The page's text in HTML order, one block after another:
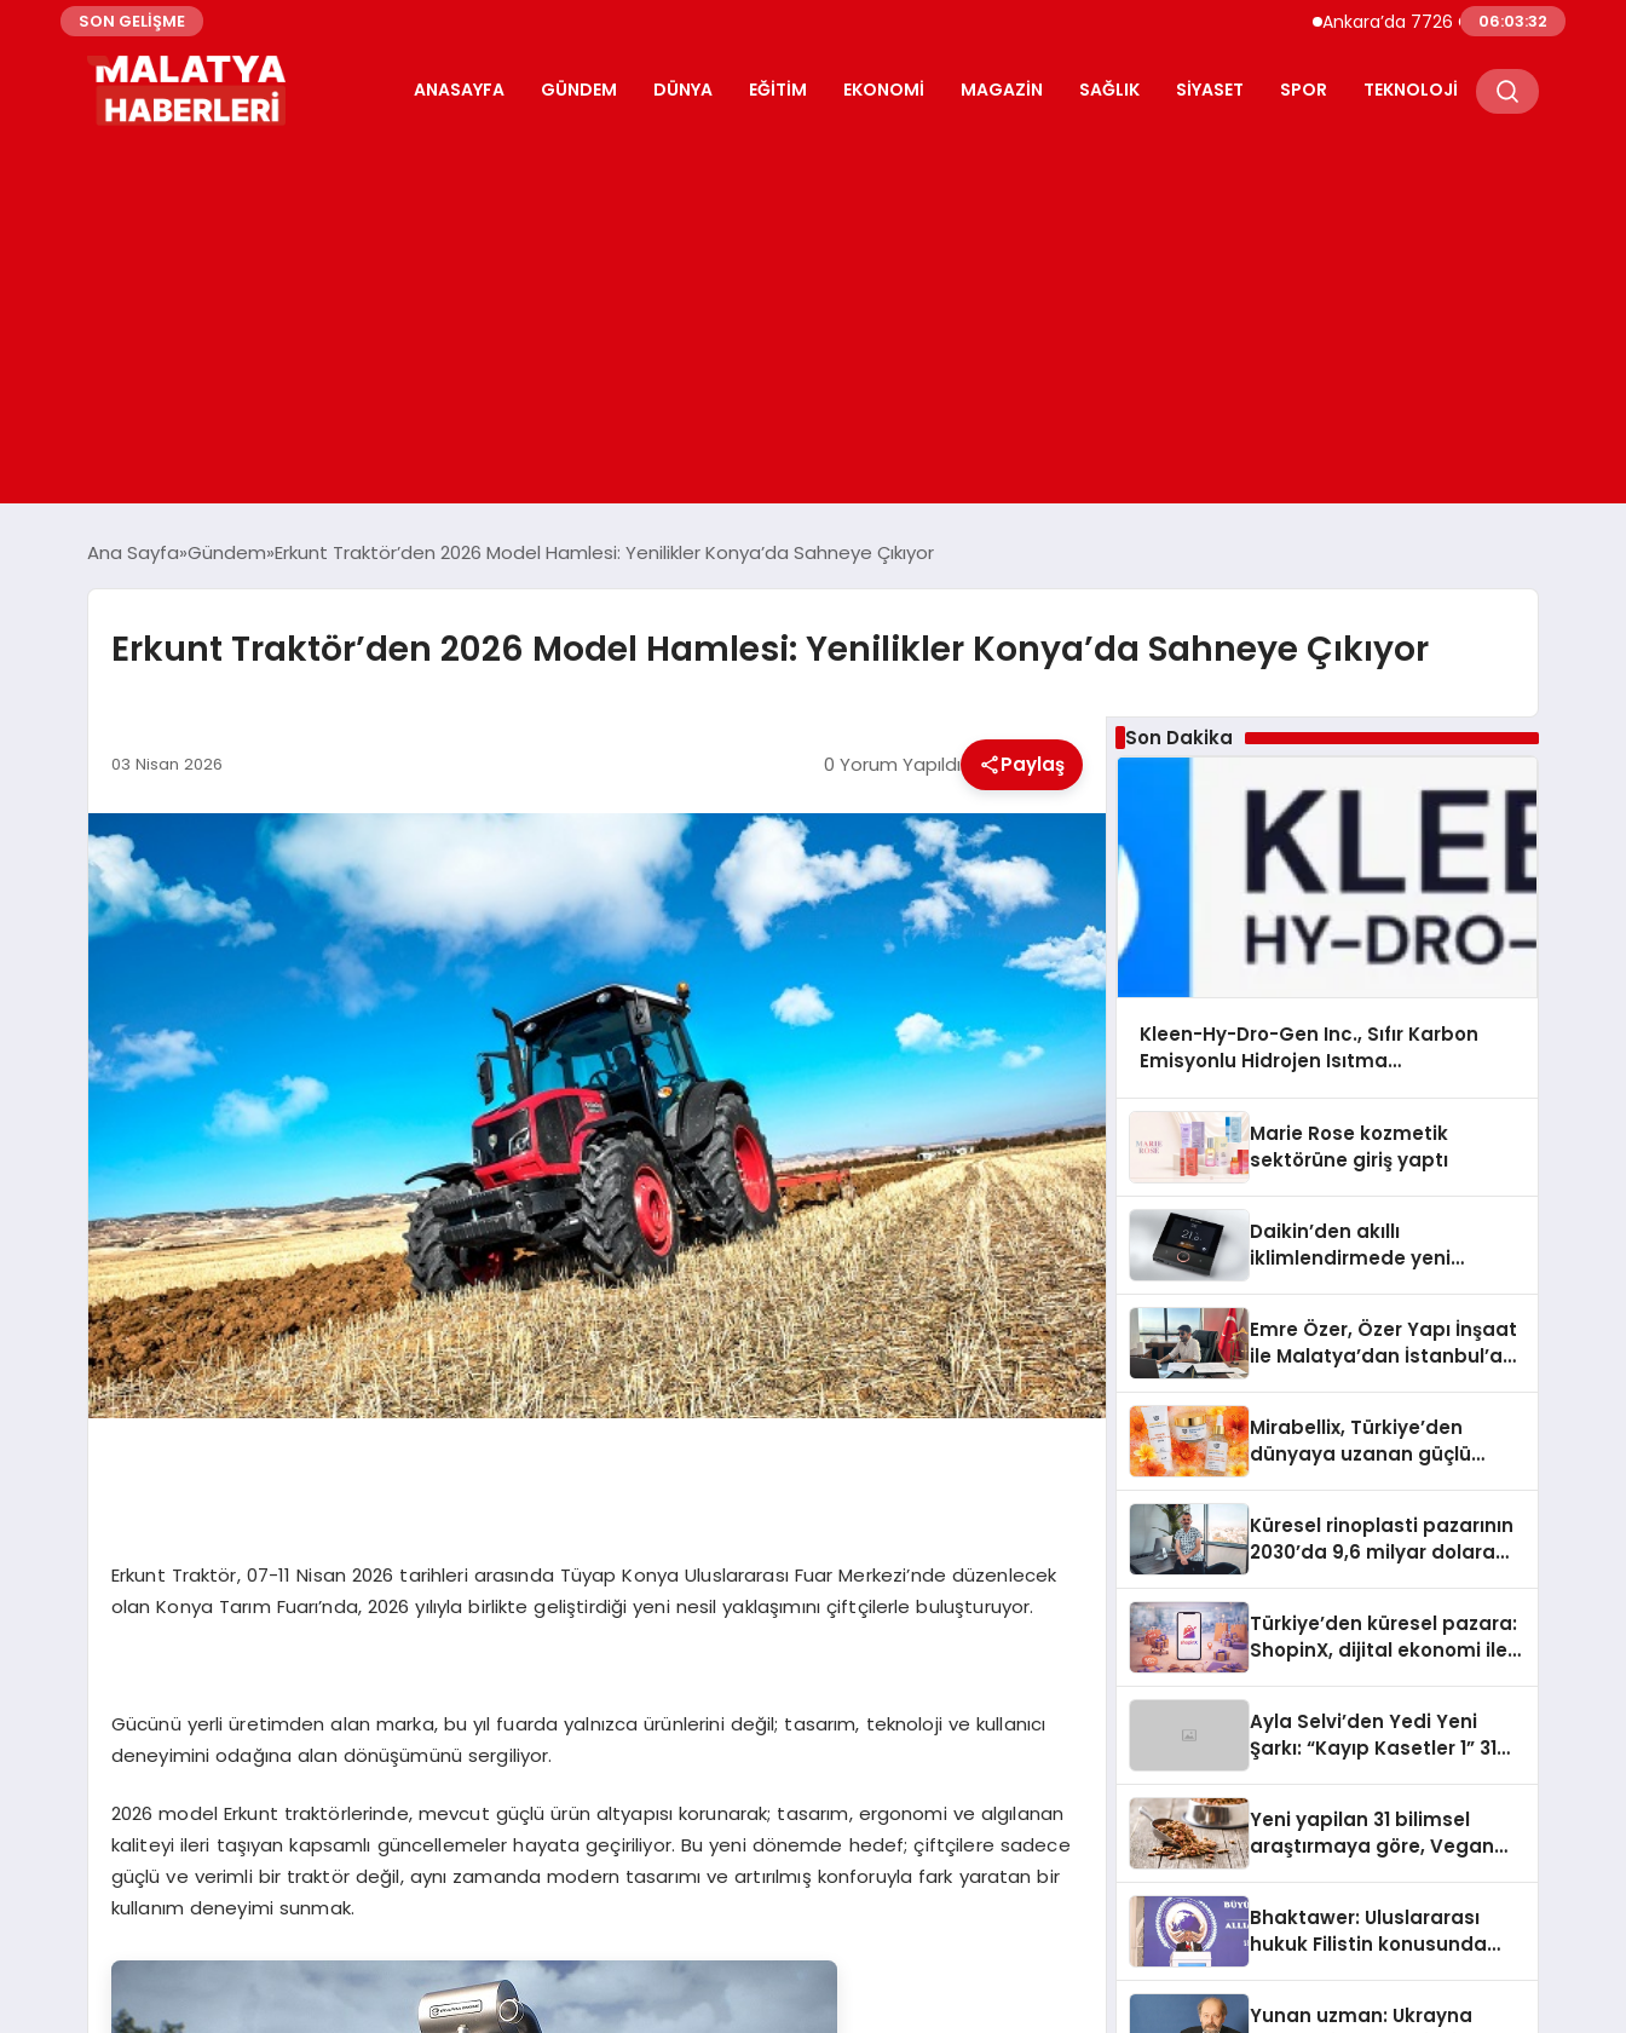
SON GELİŞME Ankara’da 7726 Genç Faizsiz Evlilik Kredisiyle
06:03:34
ANASAYFA GÜNDEM DÜNYA EĞITIM EKONOMI MAGAZIN SAĞLIK SIYASET SPOR TEKNOLOJI
Ana Sayfa Gündem Erkunt Traktör’den 2026 Model Hamlesi: Yenilikler Konya’da Sahneye Çıkıyor
Erkunt Traktör’den 2026 Model Hamlesi: Yenilikler Konya’da Sahneye Çıkıyor
03 Nisan 2026 0 Yorum Yapıldı Paylaş
Erkunt Traktör, 07-11 Nisan 2026 tarihleri arasında Tüyap Konya Uluslararası Fuar Merkezi’nde düzenlecek
olan Konya Tarım Fuarı’nda, 2026 yılıyla birlikte geliştirdiği yeni nesil yaklaşımını çiftçilerle buluşturuyor.
Gücünü yerli üretimden alan marka, bu yıl fuarda yalnızca ürünlerini değil; tasarım, teknoloji ve kullanıcı
deneyimini odağına alan dönüşümünü sergiliyor.
2026 model Erkunt traktörlerinde, mevcut güçlü ürün altyapısı korunarak; tasarım, ergonomi ve algılanan
kaliteyi ileri taşıyan kapsamlı güncellemeler hayata geçiriliyor. Bu yeni dönemde hedef; çiftçilere sadece
güçlü ve verimli bir traktör değil, aynı zamanda modern tasarımı ve artırılmış konforuyla fark yaratan bir
kullanım deneyimi sunmak.
Son Dakika
Kleen-Hy-Dro-Gen Inc., Sıfır Karbon
Emisyonlu Hidrojen Isıtma
Onaylarını Aldı
Marie Rose kozmetik
sektörüne giriş yaptı
Daikin’den akıllı
iklimlendirmede yeni
Emre Özer, Özer Yapı İnşaat
ile Malatya’dan İstanbul’a
Mirabellix, Türkiye’den
dünyaya uzanan güçlü
Küresel rinoplasti pazarının
2030’da 9,6 milyar dolara
Türkiye’den küresel pazara:
ShopinX, dijital ekonomi ile
Ayla Selvi’den Yedi Yeni
Şarkı: “Kayıp Kasetler 1” 31
Yeni yapilan 31 bilimsel
araştırmaya göre, Vegan
Sindirildiğini Ortaya Koydu
Bhaktawer: Uluslararası
hukuk Filistin konusunda
Yunan uzman: Ukrayna